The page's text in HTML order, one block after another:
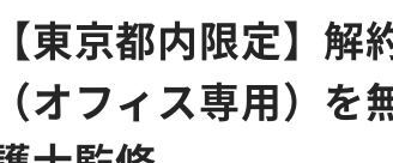
【東京都内限定】
（オフィス専用）